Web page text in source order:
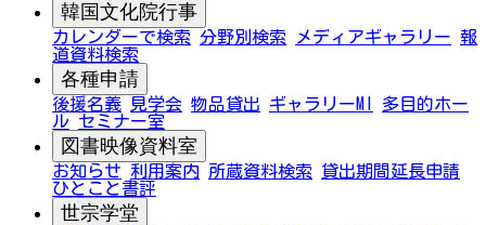
韓国文化院行事
カレンダーで検索 分野別検索 メディアギャラリー 報
道資料検索
各種申請
後援名義 見学会 物品貸出 ギャラリーMI
多目的ホー
ル セミナー室
図書映像資料室
お知らせ 利用案内 所蔵資料検索
貸出期間延長申請
ひとこと書評
世宗学堂